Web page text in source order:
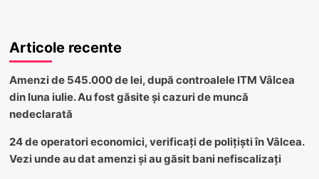
Articole recente
Amenzi de 545.000 de lei, după controalele ITM Vâlcea
din luna iulie. Au fost găsite și cazuri de muncă
nedeclarată
24 de operatori economici, verificați de polițiști în Vâlcea.
Vezi unde au dat amenzi și au găsit bani nefiscalizați